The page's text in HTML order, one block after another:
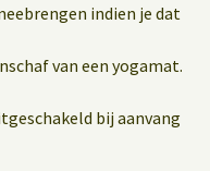
indien je dat
van een yogamat.
bij aanvang